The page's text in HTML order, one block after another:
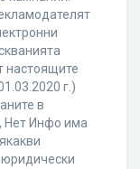
настоящите
г.)
в
Нет Инфо има